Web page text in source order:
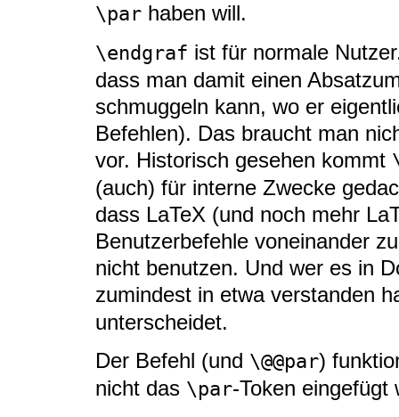
\par haben will.
\endgraf ist für normale
dass man damit einen
schmuggeln kann, wo er
Befehlen). Das braucht man
vor. Historisch gesehen kommt
(auch) für interne Zwecke
dass LaTeX (und noch mehr
Benutzerbefehle voneinander
nicht benutzen. Und wer es in
zumindest in etwa verstanden
unterscheidet.
Der Befehl (und \@@par)
nicht das \par-Token eingefügt